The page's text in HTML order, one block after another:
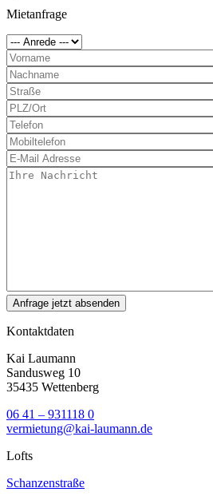
Mietanfrage
Kontaktdaten
Kai Laumann
Sandusweg 10
35435 Wettenberg
06 41 – 931118 0
vermietung@kai-laumann.de
Lofts
Schanzenstraße